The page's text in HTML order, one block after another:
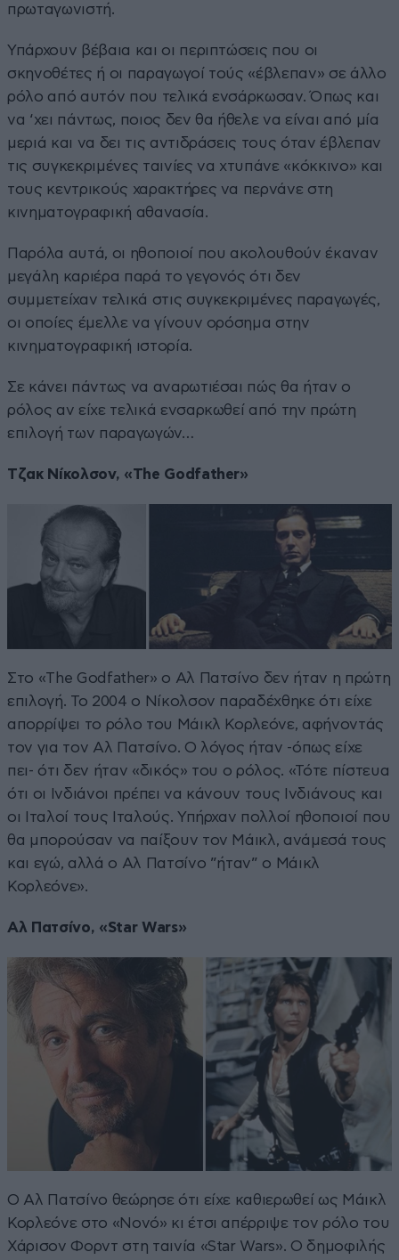
πρωταγωνιστή.
Υπάρχουν βέβαια και οι περιπτώσεις που οι
σκηνοθέτες ή οι παραγωγοί τούς «έβλεπαν» σε άλλο
ρόλο από αυτόν που τελικά ενσάρκωσαν. Όπως και
να ‘χει πάντως, ποιος δεν θα ήθελε να είναι από μία
μεριά και να δει τις αντιδράσεις τους όταν έβλεπαν
τις συγκεκριμένες ταινίες να χτυπάνε «κόκκινο» και
τους κεντρικούς χαρακτήρες να περνάνε στη
κινηματογραφική αθανασία.
Παρόλα αυτά, οι ηθοποιοί που ακολουθούν έκαναν
μεγάλη καριέρα παρά το γεγονός ότι δεν
συμμετείχαν τελικά στις συγκεκριμένες παραγωγές,
οι οποίες έμελλε να γίνουν ορόσημα στην
κινηματογραφική ιστορία.
Σε κάνει πάντως να αναρωτιέσαι πώς θα ήταν ο
ρόλος αν είχε τελικά ενσαρκωθεί από την πρώτη
επιλογή των παραγωγών…
Τζακ Νίκολσον, «The Godfather»
Στο «The Godfather» ο Αλ Πατσίνο δεν ήταν η πρώτη
επιλογή. Το 2004 ο Νίκολσον παραδέχθηκε ότι είχε
απορρίψει το ρόλο του Μάικλ Κορλεόνε, αφήνοντάς
τον για τον Αλ Πατσίνο. Ο λόγος ήταν -όπως είχε
πει- ότι δεν ήταν «δικός» του ο ρόλος. «Τότε πίστευα
ότι οι Ινδιάνοι πρέπει να κάνουν τους Ινδιάνους και
οι Ιταλοί τους Ιταλούς. Υπήρχαν πολλοί ηθοποιοί που
θα μπορούσαν να παίξουν τον Μάικλ, ανάμεσά τους
και εγώ, αλλά ο Αλ Πατσίνο ”ήταν” ο Μάικλ
Κορλεόνε».
Αλ Πατσίνο, «Star Wars»
Ο Αλ Πατσίνο θεώρησε ότι είχε καθιερωθεί ως Μάικλ
Κορλεόνε στο «Νονό» κι έτσι απέρριψε τον ρόλο του
Χάρισον Φορντ στη ταινία «Star Wars». Ο δημοφιλής